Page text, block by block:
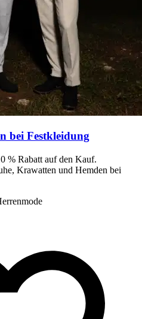
bei Festkleidung
% Rabatt auf den Kauf.
Krawatten und Hemden bei